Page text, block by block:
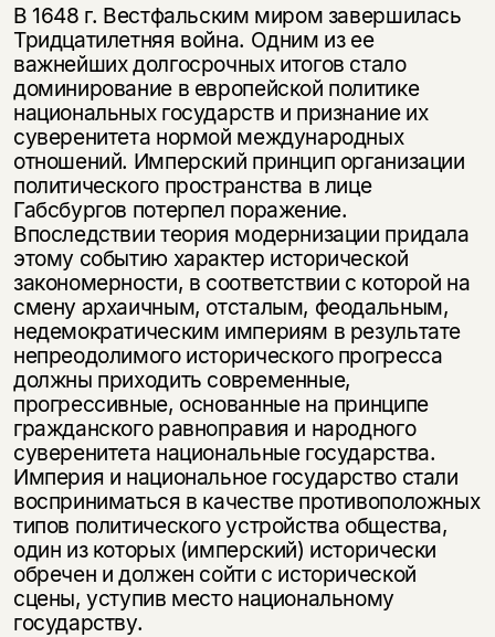
В 1648 г. Вестфальским миром завершилась
Тридцатилетняя война. Одним из ее
важнейших долгосрочных итогов стало
доминирование в европейской по­литике
национальных государств и признание их
суверенитета нормой международных
отношений. Имперский принцип организации
политического пространства в лице
Габсбургов потерпел поражение.
Впоследствии теория модернизации придала
этому событию характер исторической
закономерности, в соответствии с которой на
смену архаичным, отсталым, феодальным,
недемократическим империям в результате
непреодолимого исторического прогресса
должны приходить современные,
прогрессивные, основанные на принци­пе
гражданского равноправия и народного
суверените­та национальные государства.
Империя и национальное государство стали
восприниматься в качестве противоположных
типов политического устройства общества,
один из которых (имперский) исторически
обречен и должен сойти с исторической
сцены, уступив место национальному
государству.